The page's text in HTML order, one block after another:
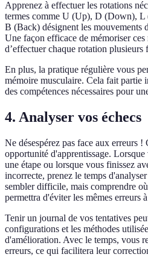
Apprenez à effectuer les rotations
termes comme U (Up), D (Down),
B (Back) désignent les mouvements
Une façon efficace de mémoriser
d’effectuer chaque rotation plusieurs
En plus, la pratique régulière vous
mémoire musculaire. Cela fait partie
des compétences nécessaires pour
4. Analyser vos échecs
Ne désespérez pas face aux erreurs !
opportunité d'apprentissage.
une étape ou lorsque vous finissez
incorrecte, prenez le temps
sembler difficile, mais comprendre
permettra d'éviter les mêmes erreurs
Tenir un journal de vos tentatives
configurations et les méthodes
d'amélioration. Avec le temps, vous
erreurs, ce qui facilitera leur